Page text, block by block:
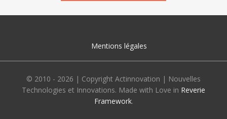
Mentions légales
© 2010 - 2026 | Copyright Actinnovation | Nouvelles
Technologies et Innovations. Made with Love in Reverie
Framework.